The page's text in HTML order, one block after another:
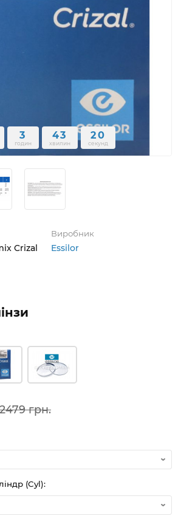
3
годин
43
хвилин
20
секунд
Crizal
Виробник
Essilor
2479 грн.
(Cyl):